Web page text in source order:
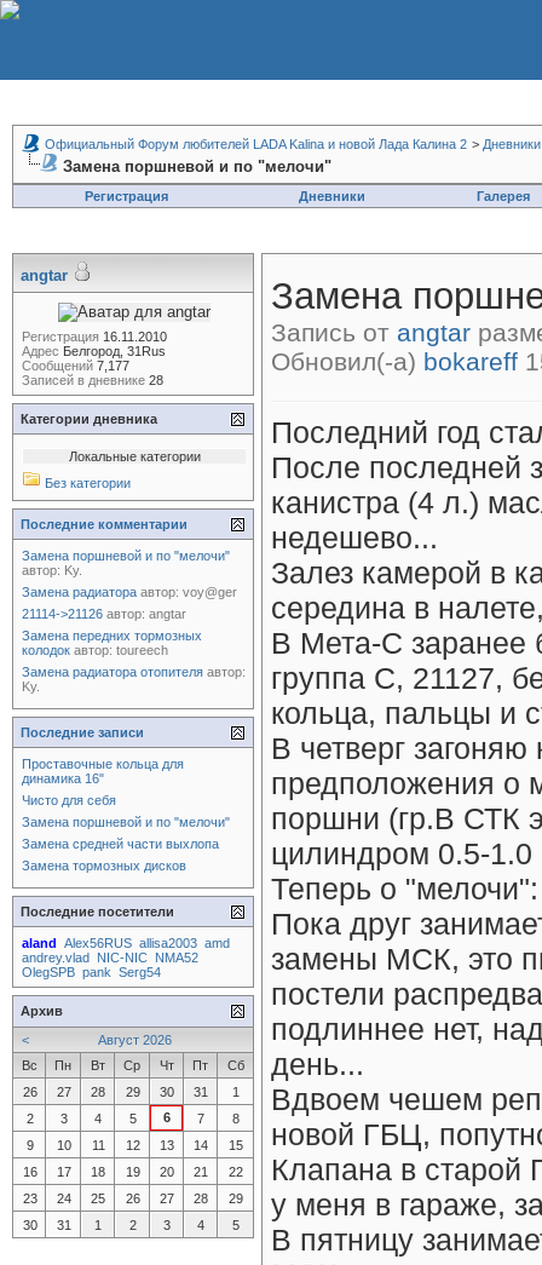
Официальный Форум любителей LADA Kalina и новой Лада Калина 2 > Дневники
Замена поршневой и по "мелочи"
Регистрация Дневники Галерея
Замена
Запись от angtar
Обновил(-а) bokareff
Последний год
После последней
канистра (4 л.)
недешево...
Залез камерой в
середина в
В Мета-С заранее
группа С, 21127,
кольца, пальцы и
В четверг
предположения о
поршни (гр.В СТК
цилиндром 0.5-
Теперь о "мелочи":
Пока друг
замены МСК, это
постели
подлиннее нет,
день...
Вдвоем чешем
новой ГБЦ,
Клапана в старой
у меня в гараже,
В пятницу
angtar
Регистрация 16.11.2010
Адрес Белгород, 31Rus
Сообщений 7,177
Записей в дневнике 28
Категории дневника
Локальные категории
Без категории
Последние комментарии
Замена поршневой и по "мелочи"
автор: Ky.
Замена радиатора автор: voy@ger
21114->21126 автор: angtar
Замена передних тормозных
колодок автор: toureech
Замена радиатора отопителя автор:
Ky.
Последние записи
Проставочные кольца для
динамика 16"
Чисто для себя
Замена поршневой и по "мелочи"
Замена средней части выхлопа
Замена тормозных дисков
Последние посетители
aland Alex56RUS allisa2003 amd
andrey.vlad NIC-NIC NMA52
OlegSPB pank Serg54
Архив
<
Август 2026
Вс
Пн Вт Ср Чт Пт
Сб
26
27 28 29 30 31
1
2
3 4 5 6 7
8
9
10 11 12 13 14
15
16
17 18 19 20 21
22
23
24 25 26 27 28
29
30
31 1 2 3 4 5